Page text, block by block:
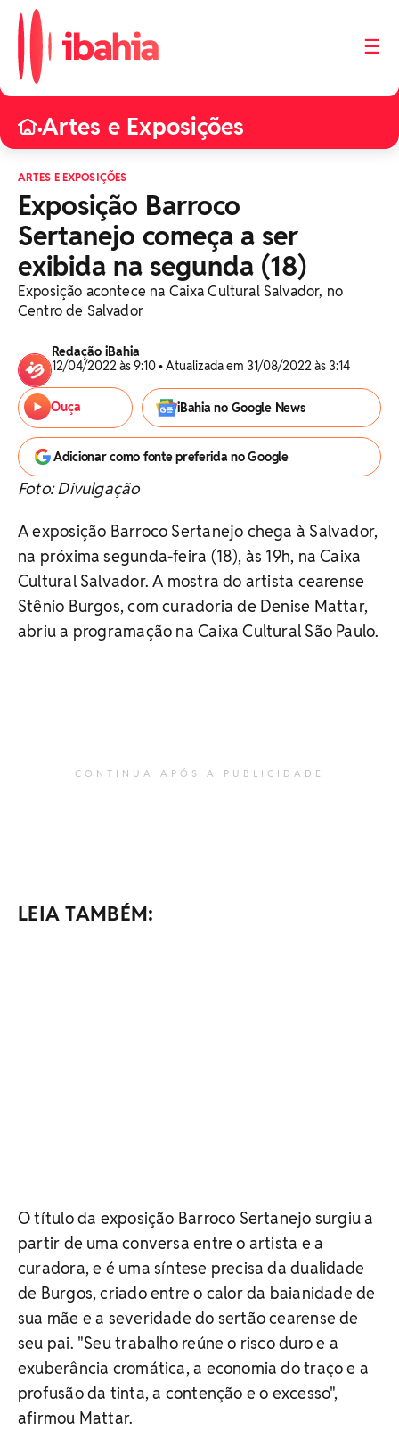
☰
•Artes e Exposições
ARTES E EXPOSIÇÕES
Exposição Barroco
Sertanejo começa a ser
exibida na segunda (18)
Exposição acontece na Caixa Cultural Salvador, no
Centro de Salvador
Redação iBahia
12/04/2022 às 9:10 • Atualizada em 31/08/2022 às 3:14
Ouça iBahia no Google News
Adicionar como fonte preferida no Google
Foto: Divulgação
A exposição Barroco Sertanejo chega à Salvador,
na próxima segunda-feira (18), às 19h, na Caixa
Cultural Salvador. A mostra do artista cearense
Stênio Burgos, com curadoria de Denise Mattar,
abriu a programação na Caixa Cultural São Paulo.
CONTINUA APÓS A PUBLICIDADE
LEIA TAMBÉM:
O título da exposição Barroco Sertanejo surgiu a
partir de uma conversa entre o artista e a
curadora, e é uma síntese precisa da dualidade
de Burgos, criado entre o calor da baianidade de
sua mãe e a severidade do sertão cearense de
seu pai. "Seu trabalho reúne o risco duro e a
exuberância cromática, a economia do traço e a
profusão da tinta, a contenção e o excesso",
afirmou Mattar.